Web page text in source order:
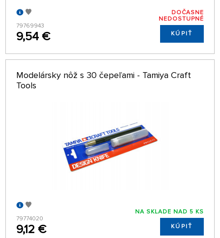
79769943
9,54 €
DOČASNE
NEDOSTUPNÉ
KÚPIŤ
Modelársky nôž s 30 čepeľami - Tamiya Craft
Tools
79774020
9,12 €
NA SKLADE NAD 5 KS
KÚPIŤ